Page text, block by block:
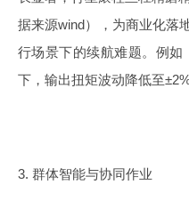
据来源wind），为商业化落
行场景下的续航难题。例
下，输出扭矩波动降低至
3. 群体智能与协同作业